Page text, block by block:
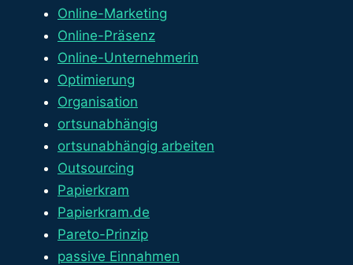
Online-Marketing
Online-Präsenz
Online-Unternehmerin
Optimierung
Organisation
ortsunabhängig
ortsunabhängig arbeiten
Outsourcing
Papierkram
Papierkram.de
Pareto-Prinzip
passive Einnahmen